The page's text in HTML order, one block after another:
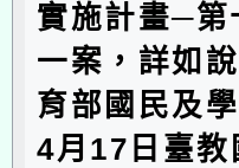
實施計畫─第
一案，詳如
育部國民及
4月17日臺